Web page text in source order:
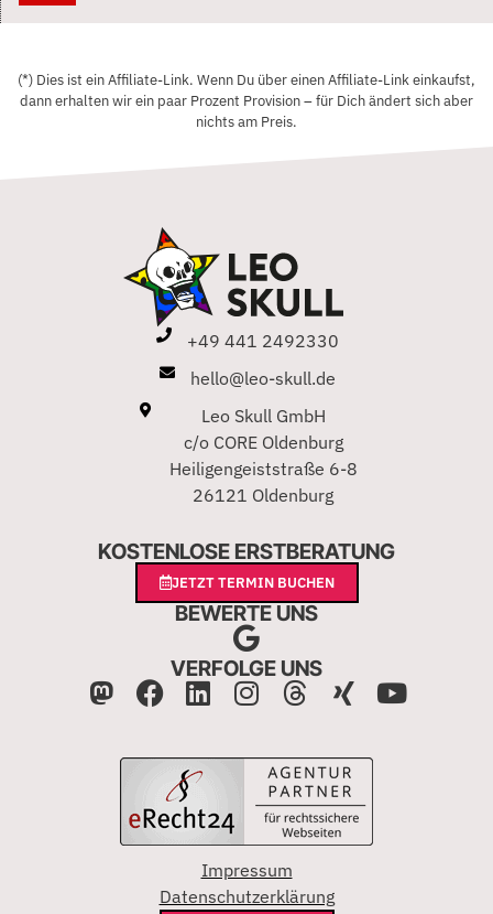
(*) Dies ist ein Affiliate-Link. Wenn Du über einen Affiliate-Link einkaufst,
dann erhalten wir ein paar Prozent Provision – für Dich ändert sich aber
nichts am Preis.
+49 441 2492330
hello@leo-skull.de
Leo Skull GmbH
c/o CORE Oldenburg
Heiligengeiststraße 6-8
26121 Oldenburg
KOSTENLOSE ERSTBERATUNG
JETZT TERMIN BUCHEN
BEWERTE UNS
VERFOLGE UNS
Impressum
Datenschutzerklärung